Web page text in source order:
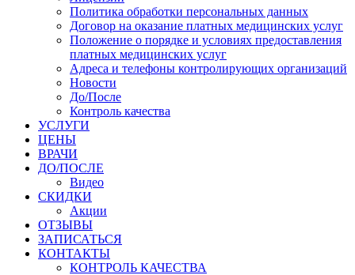
Политика обработки персональных данных
Договор на оказание платных медицинских услуг
Положение о порядке и условиях предоставления
платных медицинских услуг
Адреса и телефоны контролирующих организаций
Новости
До/После
Контроль качества
УСЛУГИ
ЦЕНЫ
ВРАЧИ
ДО/ПОСЛЕ
Видео
СКИДКИ
Акции
ОТЗЫВЫ
ЗАПИСАТЬСЯ
КОНТАКТЫ
КОНТРОЛЬ КАЧЕСТВА